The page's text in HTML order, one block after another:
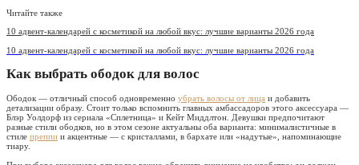
Читайте также
10 адвент-календарей с косметикой на любой вкус: лучшие варианты 2026 года
10 адвент-календарей с косметикой на любой вкус: лучшие варианты 2026 года
Как выбрать ободок для волос
Ободок — отличный способ одновременно убрать волосы от лица и добавить
детализации образу. Стоит только вспомнить главных амбассадоров этого аксессуара —
Блэр Уолдорф из сериала «Сплетница» и Кейт Миддлтон. Девушки предпочитают
разные стили ободков, но в этом сезоне актуальны оба варианта: минималистичные в
стиле преппи и акцентные — с кристаллами, в бархате или «надутые», напоминающие
тиару.